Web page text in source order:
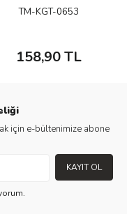
TM-KGT-0653
158,90TL
için e-bültenimize abone
KAYIT OL